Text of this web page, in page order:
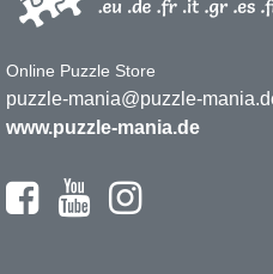
Online Puzzle Store
puzzle-mania@puzzle-
www.puzzle-mania.de